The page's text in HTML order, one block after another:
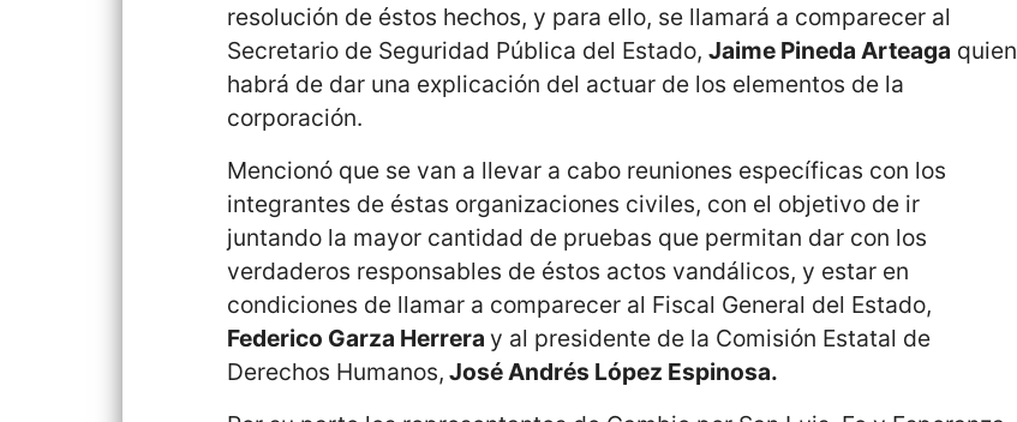
resolución de éstos hechos, y para ello, se llamará a comparecer al
Secretario de Seguridad Pública del Estado,Jaime Pineda Arteaga quien
habrá de dar una explicación del actuar de los elementos de la
corporación.
Mencionó que se van a llevar a cabo reuniones específicas con los
integrantes de éstas organizaciones civiles, con el objetivo de ir
juntando la mayor cantidad de pruebas que permitan dar con los
verdaderos responsables de éstos actos vandálicos, y estar en
condiciones de llamar a comparecer al Fiscal General del Estado,
Federico Garza Herreray al presidente de la Comisión Estatal de
Derechos Humanos, José Andrés López Espinosa.